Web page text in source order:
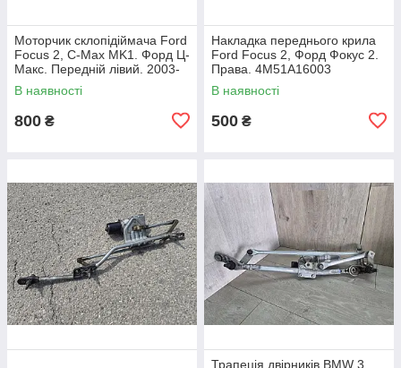
Моторчик склопідіймача Ford
Focus 2, C-Max MK1. Форд Ц-
Макс. Передній лівий. 2003-
2007. 981405110.
В наявності
800 ₴
Накладка переднього крила
Ford Focus 2, Форд Фокус 2.
Права. 4M51A16003
В наявності
500 ₴
Трапеція двірників BMW 3